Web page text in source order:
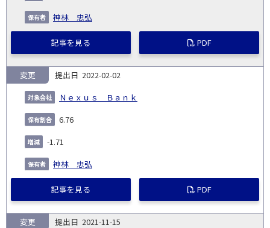
日
神林 忠弘
記事を見る PDF
2022-02-02
Ｎｅｘｕｓ Ｂａｎｋ
変更
6.76
-1.71
神林 忠弘
記事を見る PDF
2021-11-15
変更